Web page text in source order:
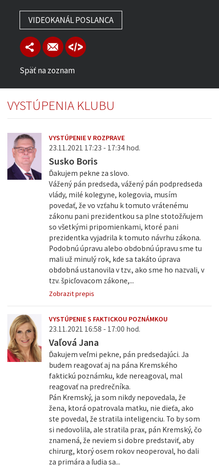
VIDEOKANÁL POSLANCA
Späť na zoznam
VYSTÚPENIA KLUBU
VYSTÚPENIE V ROZPRAVE
23.11.2021 17:23 - 17:34 hod.
Susko Boris
Ďakujem pekne za slovo.
Vážený pán predseda, vážený pán podpredseda
vlády, milé kolegyne, kolegovia, musím
povedať, že vo vzťahu k tomuto vrátenému
zákonu pani prezidentkou sa plne stotožňujem
so všetkými pripomienkami, ktoré pani
prezidentka vyjadrila k tomuto návrhu zákona.
Podobnú úpravu alebo obdobnú úpravu sme tu
mali už minulý rok, kde sa takáto úprava
obdobná ustanovila v tzv., ako sme ho nazvali, v
tzv. špicľovacom zákone,...
Zobrazit prepis
VYSTÚPENIE S FAKTICKOU POZNÁMKOU
23.11.2021 16:58 - 17:00 hod.
Vaľová Jana
Ďakujem veľmi pekne, pán predsedajúci. Ja
budem reagovať aj na pána Kremského
faktickú poznámku, kde nereagoval, mal
reagovať na predrečníka.
Pán Kremský, ja som nikdy nepovedala, že
žena, ktorá opatrovala matku, nie dieťa, ako
ste povedal, že stratila inteligenciu. To by som
si nedovolila, ale stratila prax, pán Kremský, čo
znamená, že neviem si dobre predstaviť, aby
chirurg, ktorý osem rokov neoperoval, ho dali
za primára a ľudia sa...